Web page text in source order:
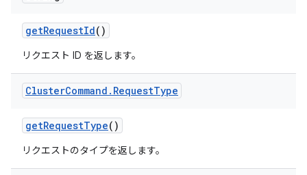
getRequestId()
リクエスト ID を返します。
ClusterCommand . RequestType
getRequestType()
リクエストのタイプを返します。